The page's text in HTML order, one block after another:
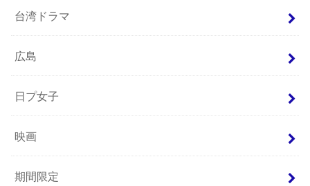
台湾ドラマ
広島
日プ女子
映画
期間限定